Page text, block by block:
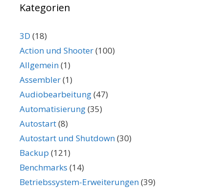
Kategorien
3D (18)
Action und Shooter(100)
Allgemein(1)
Assembler(1)
Audiobearbeitung(47)
Automatisierung(35)
Autostart(8)
Autostart und Shutdown(30)
Backup (121)
Benchmarks (14)
Betriebssystem-Erweiterungen(39)